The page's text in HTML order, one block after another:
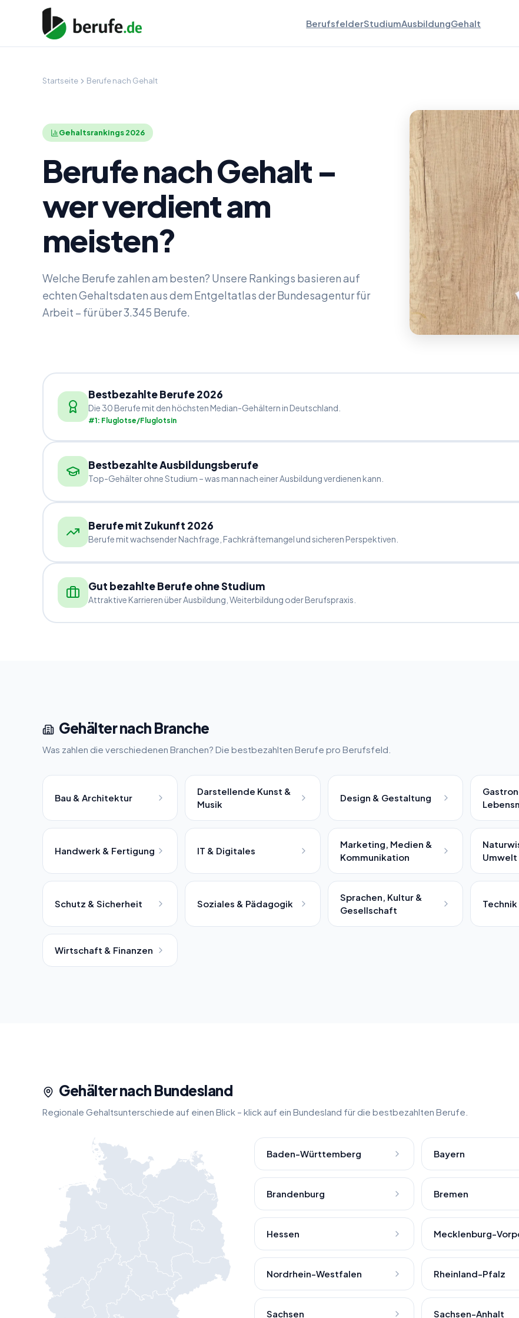
BerufsfelderStudiumAusbildungGehalt
Startseite Berufe nach Gehalt
Gehaltsrankings2026
Berufe nach Gehalt –
wer verdient am
meisten?
Welche Berufe zahlen am besten? Unsere Rankings basieren auf
echten Gehaltsdaten aus dem Entgeltatlas der Bundesagentur für
Arbeit – für über3.345 Berufe.
Bestbezahlte Berufe 2026
Die 30 Berufe mit den höchsten Median-Gehältern in Deutschland.
#1: Fluglotse/Fluglotsin
Bestbezahlte Ausbildungsberufe
Top-Gehälter ohne Studium – was man nach einer Ausbildung verdienen kann.
Berufe mit Zukunft 2026
Berufe mit wachsender Nachfrage, Fachkräftemangel und sicheren Perspektiven.
Gut bezahlte Berufe ohne Studium
Attraktive Karrieren über Ausbildung, Weiterbildung oder Berufspraxis.
Gehälter nach Branche
Was zahlen die verschiedenen Branchen? Die bestbezahlten Berufe pro Berufsfeld.
Bau & Architektur
Darstellende Kunst &
Musik
Design & Gestaltung
Handwerk & Fertigung IT & Digitales
Marketing, Medien &
Kommunikation
Umwelt
Schutz & Sicherheit Soziales & Pädagogik
Sprachen, Kultur &
Gesellschaft
Wirtschaft & Finanzen
Gehälter nach Bundesland
Regionale Gehaltsunterschiede auf einen Blick – klick auf ein Bundesland für die bestbezahlten Berufe.
Baden-Württemberg Bayern
Brandenburg Bremen
Hessen Mecklenburg-
Nordrhein-Westfalen Rheinland-Pfalz
Sachsen Sachsen-Anhalt